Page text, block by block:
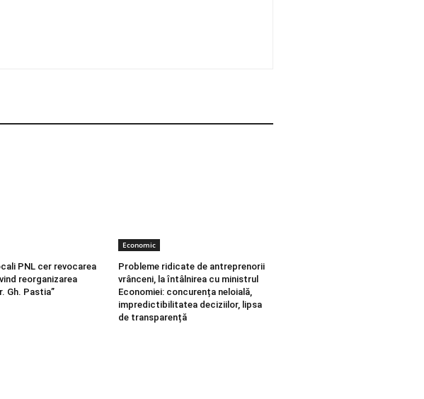
PNL cer revocarea
reorganizarea
Gh. Pastia”
Economic
Probleme ridicate de antreprenorii
vrânceni, la întâlnirea cu ministrul
Economiei: concurența neloială,
impredictibilitatea deciziilor, lipsa
de transparență